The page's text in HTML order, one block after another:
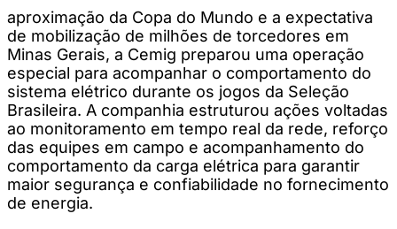
aproximação da Copa do Mundo e a expectativa
de mobilização de milhões de torcedores em
Minas Gerais, a Cemig preparou uma operação
especial para acompanhar o comportamento do
sistema elétrico durante os jogos da Seleção
Brasileira. A companhia estruturou ações voltadas
ao monitoramento em tempo real da rede, reforço
das equipes em campo e acompanhamento do
comportamento da carga elétrica para garantir
maior segurança e confiabilidade no fornecimento
de energia.